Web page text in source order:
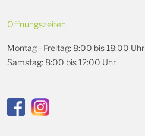
Öffnungszeiten
Montag - Freitag: 8:00 bis 18:00 Uhr
Samstag: 8:00 bis 12:00 Uhr